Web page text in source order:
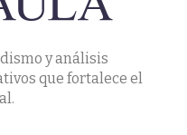
y análisis
que fortalece el